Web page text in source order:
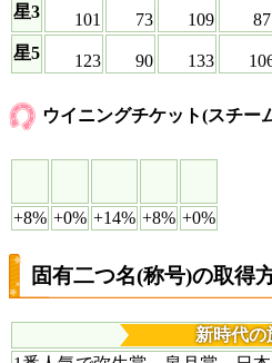
星3 101 73 109 87
星5
123 90 133
ウイニングチケット(スチー
+8% +0% +14% +8% +0%
固有二つ名(称号)の取得
新時代の